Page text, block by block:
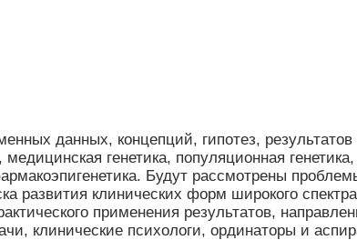
данных, концепций, гипотез,
генетика, популяционная
Будут рассмотрены
развития клинических форм широкого
применения результатов,
клинические психологи, ординаторы и